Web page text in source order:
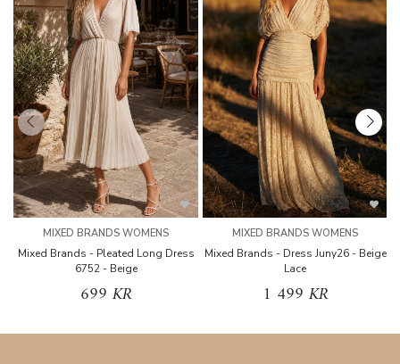
MIXED BRANDS WOMENS
Mixed Brands - Pleated Long Dress
6752 - Beige
699 KR
MIXED BRANDS WOMENS
Mixed Brands - Dress Juny26 - Beige
Lace
1 499 KR